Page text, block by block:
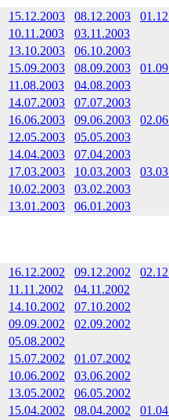
15.12.2003 08.12.2003
10.11.2003
03.11.2003
13.10.2003
06.10.2003
15.09.2003 08.09.2003
11.08.2003
04.08.2003
14.07.2003
07.07.2003
16.06.2003 09.06.2003
12.05.2003
05.05.2003
14.04.2003
07.04.2003
17.03.2003 10.03.2003
10.02.2003
03.02.2003
13.01.2003 06.01.2003
16.12.2002 09.12.2002
11.11.2002
04.11.2002
14.10.2002
07.10.2002
09.09.2002
02.09.2002
05.08.2002
15.07.2002
01.07.2002
10.06.2002
03.06.2002
13.05.2002
06.05.2002
15.04.2002 08.04.2002